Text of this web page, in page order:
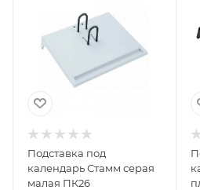
Подставка под
календарь Стамм серая
малая ПК26